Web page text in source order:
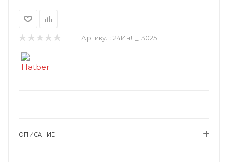
Артикул: 24ИнЛ_13025
ОПИСАНИЕ